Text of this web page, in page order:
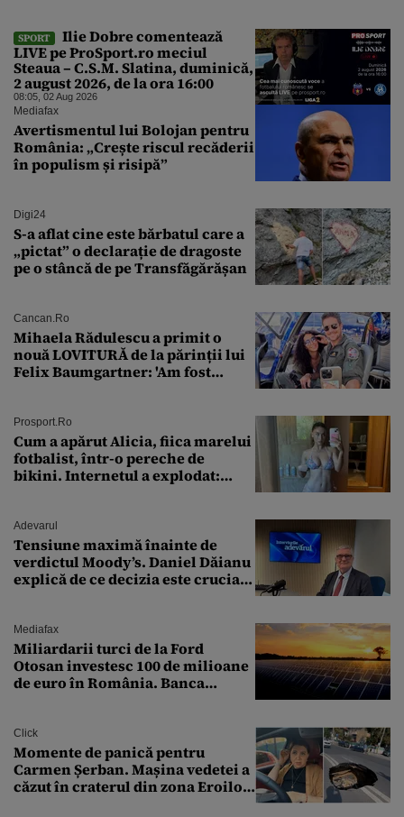
SPORT
Ilie Dobre comentează
LIVE pe ProSport.ro meciul
Steaua – C.S.M. Slatina, duminică,
2 august 2026, de la ora 16:00
08:05, 02 Aug 2026
Mediafax
Avertismentul lui Bolojan pentru
România: „Crește riscul recăderii
în populism și risipă”
Digi24
S-a aflat cine este bărbatul care a
„pictat” o declarație de dragoste
pe o stâncă de pe Transfăgărășan
Cancan.ro
Mihaela Rădulescu a primit o
nouă LOVITURĂ de la părinții lui
Felix Baumgartner: 'Am fost
Prosport.ro
Cum a apărut Alicia, fiica marelui
fotbalist, într-o pereche de
bikini. Internetul a explodat:
Adevarul
Tensiune maximă înainte de
verdictul Moody’s. Daniel Dăianu
explică de ce decizia este crucială
Mediafax
Miliardarii turci de la Ford
Otosan investesc 100 de milioane
de euro în România. Banca
Click
Momente de panică pentru
Carmen Șerban. Mașina vedetei a
căzut în craterul din zona Eroilor: